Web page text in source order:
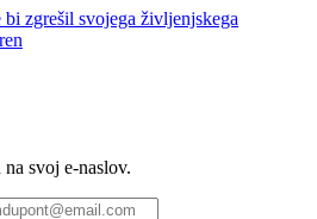
zgrešil svojega življenjskega
svoj e-naslov.